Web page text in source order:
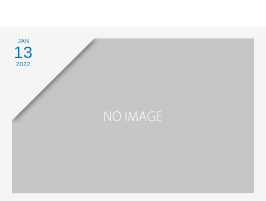
JAN
13
2022